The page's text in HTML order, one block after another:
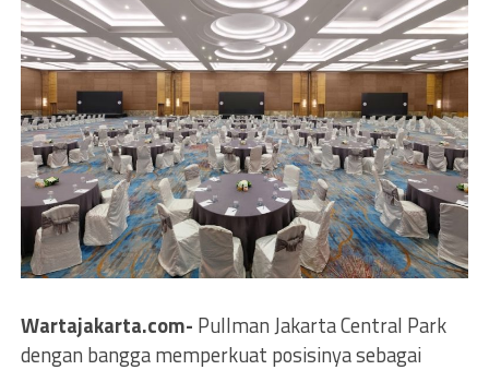
Wartajakarta.com- Pullman Jakarta Central Park
dengan bangga memperkuat posisinya sebagai